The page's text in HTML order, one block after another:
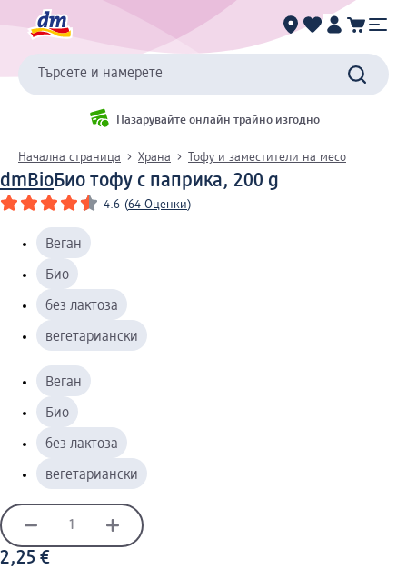
Търсете и намерете
Пазарувайте онлайн трайно изгодно
Начална страница Храна Тофу и заместители на месо
dmBioБио тофу с паприка, 200 g
4.6 (64 Оценки)
Веган
Био
без лактоза
вегетариански
Веган
Био
без лактоза
вегетариански
2,25 €